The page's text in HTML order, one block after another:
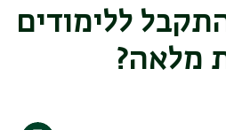
ללימודים
מלאה?